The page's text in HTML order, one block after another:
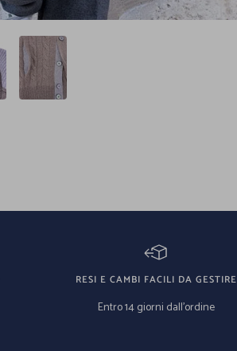
RESI E CAMBI FACILI DA GESTIRE
Entro 14 giorni dall'ordine